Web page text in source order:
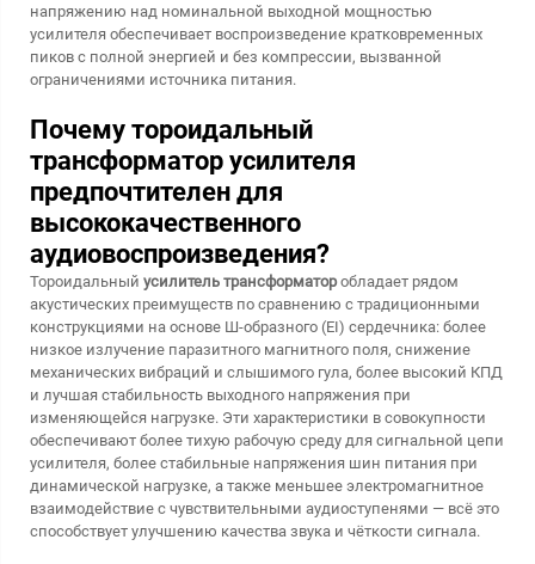
напряжению над номинальной выходной мощностью
усилителя обеспечивает воспроизведение кратковременных
пиков с полной энергией и без компрессии, вызванной
ограничениями источника питания.
Почему тороидальный
трансформатор усилителя
предпочтителен для
высококачественного
аудиовоспроизведения?
Тороидальный усилитель трансформаторобладает рядом
акустических преимуществ по сравнению с традиционными
конструкциями на основе Ш-образного (EI) сердечника: более
низкое излучение паразитного магнитного поля, снижение
механических вибраций и слышимого гула, более высокий КПД
и лучшая стабильность выходного напряжения при
изменяющейся нагрузке. Эти характеристики в совокупности
обеспечивают более тихую рабочую среду для сигнальной цепи
усилителя, более стабильные напряжения шин питания при
динамической нагрузке, а также меньшее электромагнитное
взаимодействие с чувствительными аудиоступенями — всё это
способствует улучшению качества звука и чёткости сигнала.